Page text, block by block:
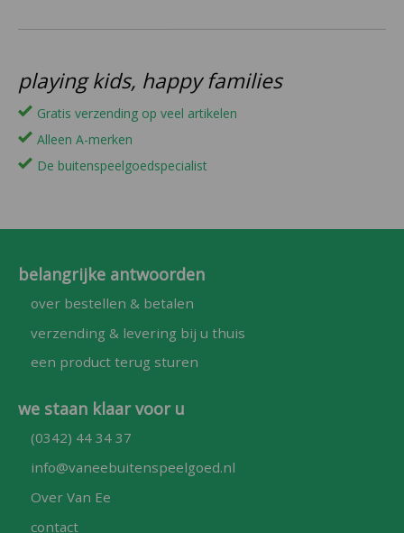
playing kids, happy families
Gratis verzending op veel artikelen
Alleen A-merken
De buitenspeelgoedspecialist
belangrijke antwoorden
over bestellen & betalen
verzending & levering bij u thuis
een product terug sturen
we staan klaar voor u
(0342) 44 34 37
info@vaneebuitenspeelgoed.nl
Over Van Ee
contact